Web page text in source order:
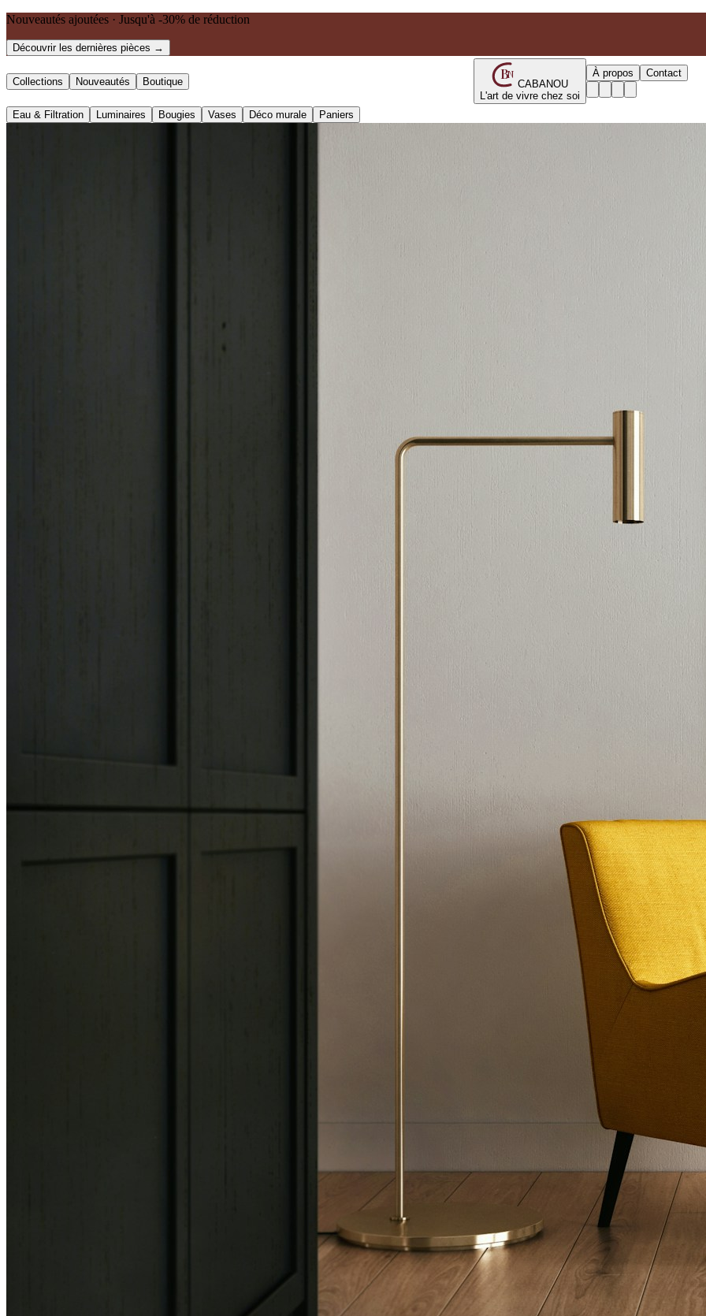
Nouveautés ajoutées · Jusqu'à -30% de réduction
Découvrir les dernières pièces →
Collections Nouveautés Boutique BN
CABANOU
L'art de vivre chez soi
À propos Contact
Eau & Filtration Luminaires Bougies Vases Déco murale Paniers